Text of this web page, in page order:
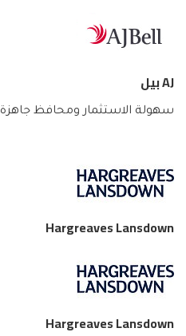
AJ بيل
سهولة الاستثمار ومحافظ جاهزة
Hargreaves Lansdown
Hargreaves Lansdown